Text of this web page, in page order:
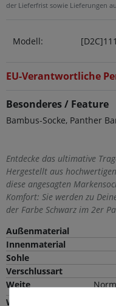
der Lieferfrist sowie Lieferungen
Modell:
EU-Verantwortliche
Besonderes / Feature
Bambus-Socke, Panther
Entdecke das ultimative
Hergestellt aus
diese angesagten
Komfort: Sie werden zu
der Farbe Schwarz im 2er
Außenmaterial
Innenmaterial
Sohle
Verschlussart
Weite
Wechselfußbett